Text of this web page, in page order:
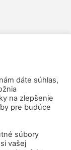
dáte súhlas,
na zlepšenie
pre budúce
súbory
vašej